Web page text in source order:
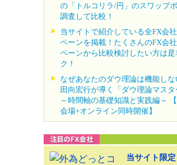
の「トルコリラ/円」のスワップ
調査して比較！
当サイトで紹介している全FX会
ペーンを掲載！たくさんのFX会
ペーンから比較検討したい方は是
ク！
なぜあなたのダウ理論は機能しな
田向宏行が導く「ダウ理論マスタ
～時間軸の基礎知識と実践編～ 【
会場+オンライン同時開催】
当サイト限定